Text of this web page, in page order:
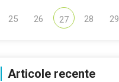
25 26 27 28 29
Articole recente